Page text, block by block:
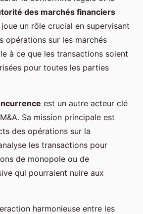
des marchés financiers
joue un rôle crucial en supervisant
opérations sur les marchés
à ce que les transactions soient
pour toutes les parties
est un autre acteur clé
Sa mission principale est
des opérations sur la
les transactions pour
de monopole ou de
qui pourraient nuire aux
harmonieuse entre les